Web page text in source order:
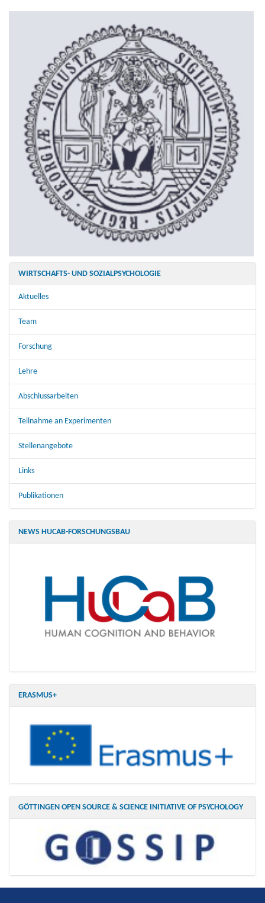
WIRTSCHAFTS- UND SOZIALPSYCHOLOGIE
Aktuelles
Team
Forschung
Lehre
Abschlussarbeiten
Teilnahme an Experimenten
Stellenangebote
Links
Publikationen
NEWS HUCAB-FORSCHUNGSBAU
ERASMUS+
GÖTTINGEN OPEN SOURCE & SCIENCE INITIATIVE OF PSYCHOLOGY